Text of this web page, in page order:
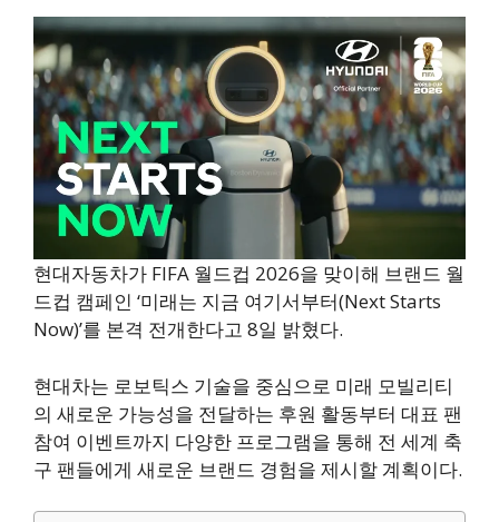
현대자동차가 FIFA 월드컵 2026을 맞이해 브랜드 월
드컵 캠페인 ‘미래는 지금 여기서부터(Next Starts
Now)’를 본격 전개한다고 8일 밝혔다.
현대차는 로보틱스 기술을 중심으로 미래 모빌리티
의 새로운 가능성을 전달하는 후원 활동부터 대표 팬
참여 이벤트까지 다양한 프로그램을 통해 전 세계 축
구 팬들에게 새로운 브랜드 경험을 제시할 계획이다.